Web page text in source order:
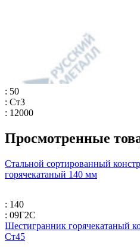
: 50
: Ст3
: 12000
Просмотренные
Стальной сортированный
горячекатаный 140 мм
: 140
: 09Г2С
Шестигранник горячекатаный
Ст45